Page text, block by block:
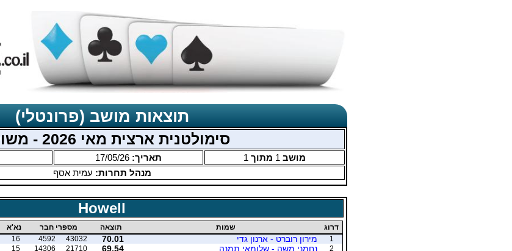
תוצאות מושב (פרונטלי)
סימולטנית ארצית מאי 2026 - משוקלל
מושב 1 מתוך 1 תאריך: 17/05/26
מנהל תחרות: עמית אסף
Howell
דרוג שמות תוצאה מספרי חבר נא'א
1
מירון רוברט - ארנון גדי 70.01
43032
4592
16
2
נחמני משה - שלומאי תמנה 69.54
21710
14306
15